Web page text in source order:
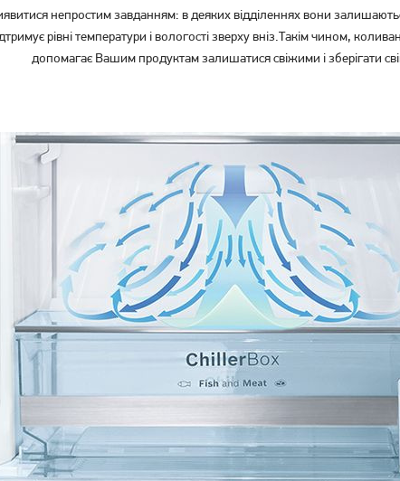
непростим завданням: в деяких відділеннях вони
рівні температури і вологості зверху вніз.Такім чином,
допомагає Вашим продуктам залишатися свіжими і зберігати